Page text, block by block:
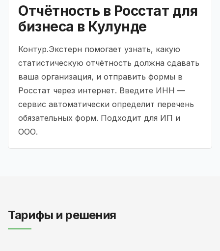
Отчётность в Росстат для
бизнеса в Кулунде
Контур.Экстерн помогает узнать, какую
статистическую отчётность должна сдавать
ваша организация, и отправить формы в
Росстат через интернет. Введите ИНН —
сервис автоматически определит перечень
обязательных форм. Подходит для ИП и
ООО.
Тарифы и решения